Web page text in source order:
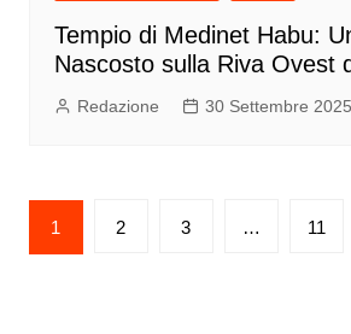
Tempio di Medinet Habu:
Nascosto sulla Riva Ovest
Redazione 30 Settembre 2025
Paginazione
degli
1 2 3 … 11